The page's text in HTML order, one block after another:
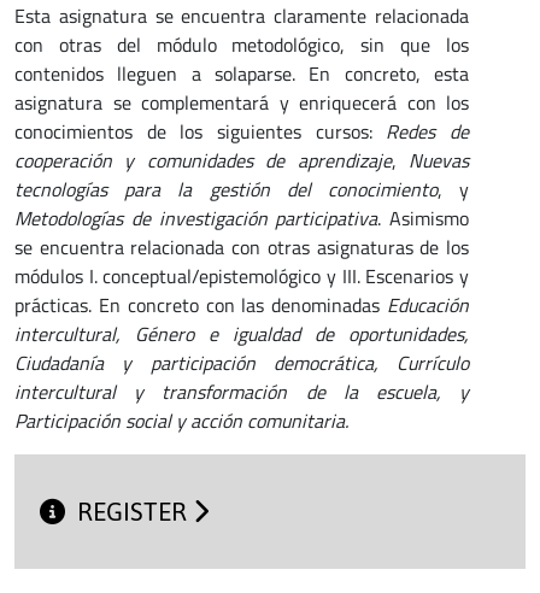
Esta asignatura se encuentra claramente relacionada
con otras del módulo metodológico, sin que los
contenidos lleguen a solaparse. En concreto, esta
asignatura se complementará y enriquecerá con los
conocimientos de los siguientes cursos: Redes de
cooperación y comunidades de aprendizaje, Nuevas
tecnologías para la gestión del conocimiento, y
Metodologías de investigación participativa. Asimismo
se encuentra relacionada con otras asignaturas de los
módulos I. conceptual/epistemológico y III. Escenarios y
prácticas. En concreto con las denominadas Educación
intercultural, Género e igualdad de oportunidades,
Ciudadanía y participación democrática, Currículo
intercultural y transformación de la escuela, y
Participación social y acción comunitaria.
REGISTER